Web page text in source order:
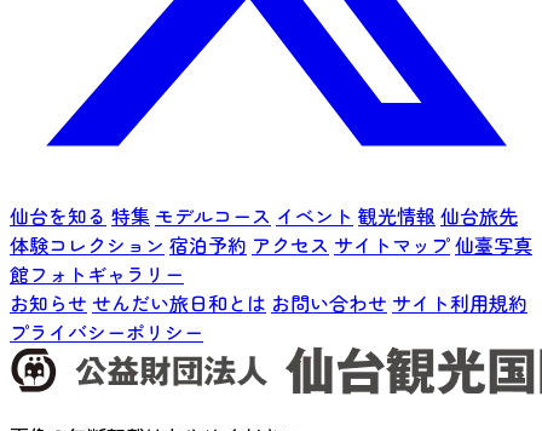
仙台を知る 特集 モデルコース イベント 観光情報 仙台旅先
体験コレクション 宿泊予約 アクセス サイトマップ仙臺写真
館フォトギャラリー
お知らせ せんだい旅日和とは お問い合わせ サイト利用規約
プライバシーポリシー